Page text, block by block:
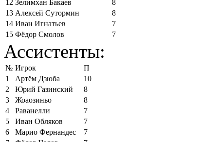
12 Зелимхан Бакаев
8
13 Алексей Сутормин
8
14 Иван Игнатьев
7
15 Фёдор Смолов 7
Ассистенты:
№ Игрок
П
1
Артём Дзюба
10
2
Юрий Газинский
8
3
Жоаозиньо
8
4
Раванелли
7
5
Иван Обляков
7
6
Марио Фернандес
7